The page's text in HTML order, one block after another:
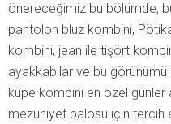
önereceğimiz bu bölümde,
pantolon bluz kombini,
kombini, jean ile tişört
ayakkabılar ve bu
küpe kombini en özel günler
mezuniyet balosu için